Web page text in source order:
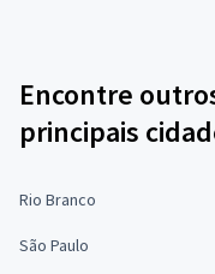
Encontre
principais
Rio Branco
São Paulo